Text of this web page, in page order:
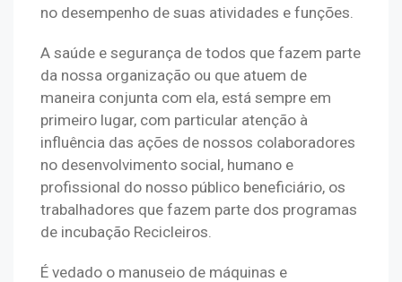
no desempenho de suas atividades e funções.
A saúde e segurança de todos que fazem parte
da nossa organização ou que atuem de
maneira conjunta com ela, está sempre em
primeiro lugar, com particular atenção à
influência das ações de nossos colaboradores
no desenvolvimento social, humano e
profissional do nosso público beneficiário, os
trabalhadores que fazem parte dos programas
de incubação Recicleiros.
É vedado o manuseio de máquinas e